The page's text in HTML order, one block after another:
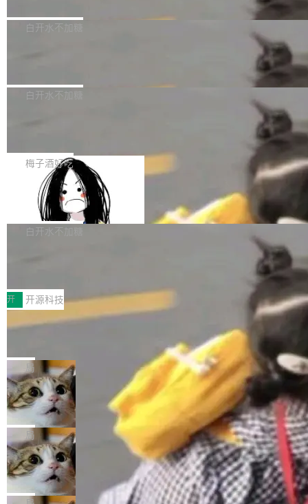
员工参与设立的专项资产管理计划。其中，Dee
获配9...
一个回归问题，该问题导致拉取镜像时会拒绝包
题，该问题可能导致在旧版 Linux 内核...
e 孵化器项目管理委员会（IPMC）投票中获得
P）！这一里程碑不仅标志着 Fluss 迈入新的发
白开水不加糖
长期停止内容更新，未能实现其作为“AI版维基百
提交的编辑请求也长期处于待处理状态。 Groki
pedia 于去年底上线，定位为由人工智能生成内
容的百科平台，被马斯克视为传统众包百科网站
维基百科的替代方案。Lawfare 调查发现，无论
热门页面还是低关注度页面，均未出现近期更
白开水不加糖
是这样的：配 MessageSource 的 Bean、写 R
eloadableResourceBundleMessageSource、
声明 LocaleResolver、注册 LocaleChangeInt
erceptor…五六步之后才能看到第一行翻译文
本。 Solon 换了个方式。整个 i18n 模块围绕三
梅子酒好吃
Apache Doris 4.1 全面增强 Iceberg：
支持 UPDATE、MERGE INTO 与 Iceb
erg V3
Apache Doris 4.1 要补齐的，正是缺失的那一
半。在已有查询能力的基础上，Doris 进一步支
常维护操作，并完整支持 Iceberg V3 格式。
白开水不加糖
村国家自主创新示范区会议中心开幕。本届大会
由中关村智联软件服务业质量创新联盟主办，以
“智构可信·质创未来——AI原生时代的质量新范
式”为主题，直面AI从实验室走向规模化产业落地
的核心质量命题。会上，《2026智能研发生产力
工具选型手册》发布，Testin云测的Testin XAge
nt智能测试系统入选AI测试领域代表产品。对CI
O而言，这提示了一个转变：AI测试正在从效率
工具升级为企业的质量基础设施。 CIO面对的新
现实 过去两年，CIO们的焦虑清单上多了两项：
一是如何让大模型和智能体应用安全地从PoC走
向生产，二是如何让测试团队跟得上AI应用...
开 开源科技
让非法状态不可表示：一篇关于 ADT
有一种东西，一旦用过就回不去了。Alex Fedos
eev 管它叫"软件设计的基石"。 他说的东西不新
鲜——代数数据类型（ADT），尤其是和类型
（sum type）。但他说清楚了一件事：这不是类
型系统的学术体操，是日常编码的思维方式。 文
章从一个简单的例子切入。一个网站的深色主题
设置，如果用布尔值 + 可空字段来表示——bool
ean 表示是否可切换，nullable 的默认模式、浅
色方案、深色方案——会产生大量无意义的组
合。方案缺了、配置冲突了、全 null 了。要知道
局
Cloudflare 开源内部企业 AI 平台 Clou
dflare OS
Cloudflare 发布了一个开源项目 Cloudflare O
S。如果你只看官方博客，你会觉得这是又一
个"AI 知识库 + 聊天机器人"——每个大厂都在
做，没什么新鲜的。 但 Kenton Varda 在 Twitte
r 上把事情说清楚了： 今天我们发布了 Cloudfla
re OS，一个带连接器的聊天机器人，跟其他所
局
Deno 团队开源 Celld，可自托管的分
布式 Durable Objects
Ryan Dahl 领导的 Deno 团队推出了最新开源项
目 Celld，一个能在自己机器上运行 Cloudflare